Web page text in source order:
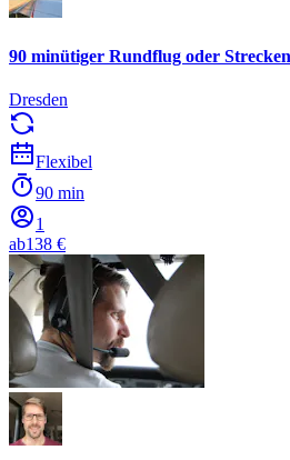
90 minütiger Rundflug oder
Dresden
Flexibel
90 min
1
ab138 €